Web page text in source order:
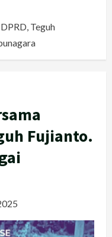
Teguh
Fujianto.